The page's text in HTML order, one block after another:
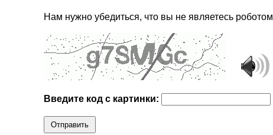
Нам нужно убедиться, что вы не являетесь роботом
Введите код с картинки:
Отправить